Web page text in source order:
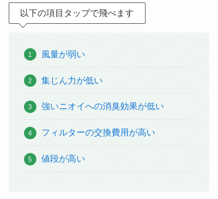
以下の項目タップで飛べます
風量が弱い
集じん力が低い
強いニオイへの消臭効果が低い
フィルターの交換費用が高い
値段が高い